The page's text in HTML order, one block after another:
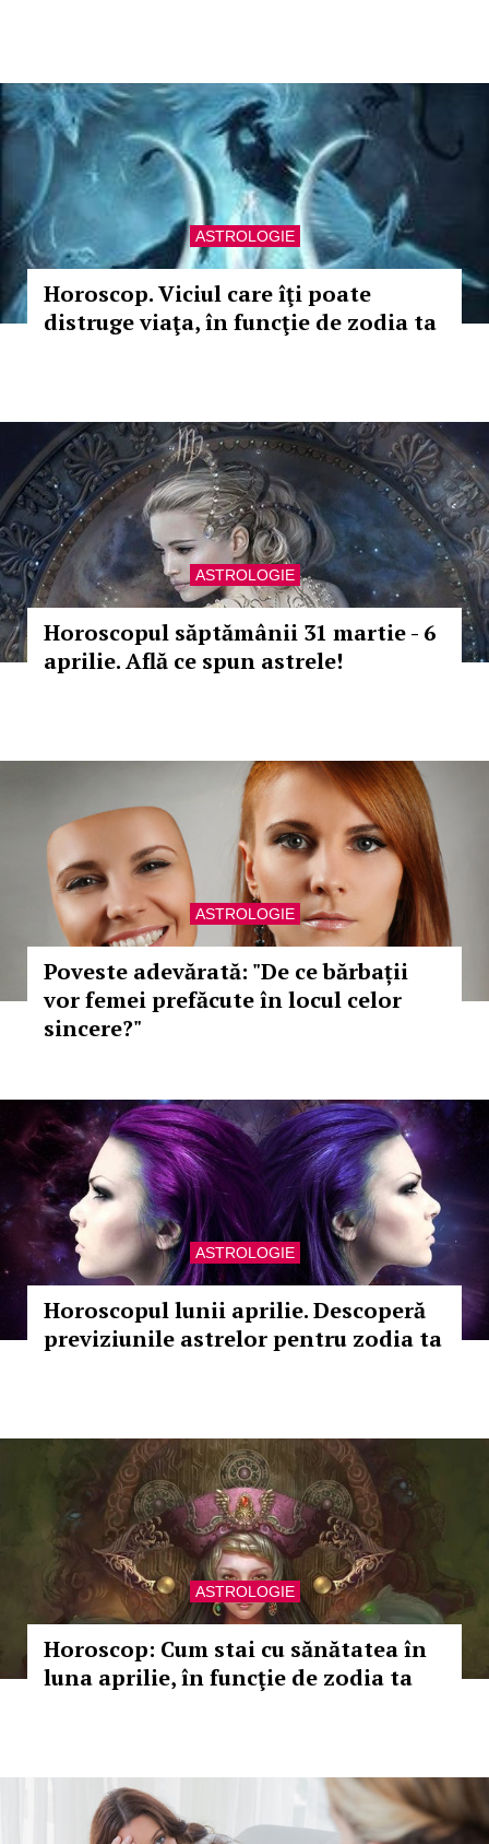
ASTROLOGIE
Horoscop. Viciul care îţi poate
distruge viaţa, în funcţie de zodia ta
ASTROLOGIE
Horoscopul săptămânii 31 martie - 6
aprilie. Află ce spun astrele!
ASTROLOGIE
Poveste adevărată: "De ce bărbații
vor femei prefăcute în locul celor
sincere?"
ASTROLOGIE
Horoscopul lunii aprilie. Descoperă
previziunile astrelor pentru zodia ta
ASTROLOGIE
Horoscop: Cum stai cu sănătatea în
luna aprilie, în funcţie de zodia ta